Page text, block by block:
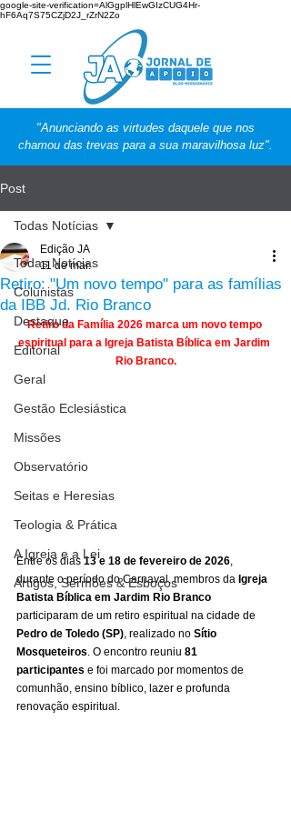
google-site-verification=AlGgplHlEwGIzCUG4Hr-
hF6Aq7S75CZjD2J_rZrN2Zo
"Anunciando as virtudes daquele que nos
chamou das trevas para a sua maravilhosa luz".
Post
Todas Notícias
Colunistas
Destaque
Editorial
Geral
Gestão Eclesiástica
Missões
Observatório
Seitas e Heresias
Teologia & Prática
A Igreja e a Lei
Artigos, Sermões & Esboços
Todas Notícias
Retiro: "Um novo tempo" para as famílias
da IBB Jd. Rio Branco
Edição JA
11 de mar.
Retiro da Família 2026 marca um novo tempo
espiritual para a Igreja Batista Bíblica em Jardim
Rio Branco.
Entre os dias 13 e 18 de fevereiro de 2026
durante o período do Carnaval, membros da Igreja
Batista Bíblica em Jardim Rio Branco
participaram de um retiro espiritual na cidade de
Pedro de Toledo (SP) , realizado no Sítio
Mosqueteiros . O encontro reuniu 81
participantes e foi marcado por momentos de
comunhão, ensino bíblico, lazer e profunda
renovação espiritual.